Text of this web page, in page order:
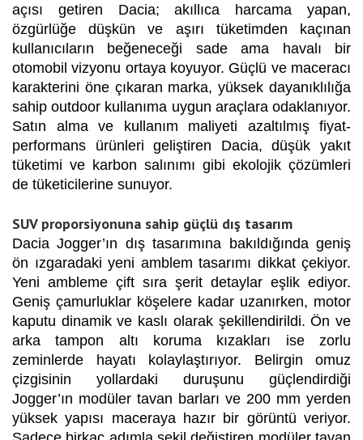
açısı getiren Dacia; akıllıca harcama yapan,
özgürlüğe düşkün ve aşırı tüketimden kaçınan
kullanıcıların beğeneceği sade ama havalı bir
otomobil vizyonu ortaya koyuyor. Güçlü ve maceracı
karakterini öne çıkaran marka, yüksek dayanıklılığa
sahip outdoor kullanıma uygun araçlara odaklanıyor.
Satın alma ve kullanım maliyeti azaltılmış fiyat-
performans ürünleri geliştiren Dacia, düşük yakıt
tüketimi ve karbon salınımı gibi ekolojik çözümleri
de tüketicilerine sunuyor.
SUV proporsiyonuna sahip güçlü dış tasarım
Dacia Jogger’ın dış tasarımına bakıldığında geniş
ön ızgaradaki yeni amblem tasarımı dikkat çekiyor.
Yeni ambleme çift sıra şerit detaylar eşlik ediyor.
Geniş çamurluklar köşelere kadar uzanırken, motor
kaputu dinamik ve kaslı olarak şekillendirildi. Ön ve
arka tampon altı koruma kızakları ise zorlu
zeminlerde hayatı kolaylaştırıyor. Belirgin omuz
çizgisinin yollardaki duruşunu güçlendirdiği
Jogger’ın modüler tavan barları ve 200 mm yerden
yüksek yapısı maceraya hazır bir görüntü veriyor.